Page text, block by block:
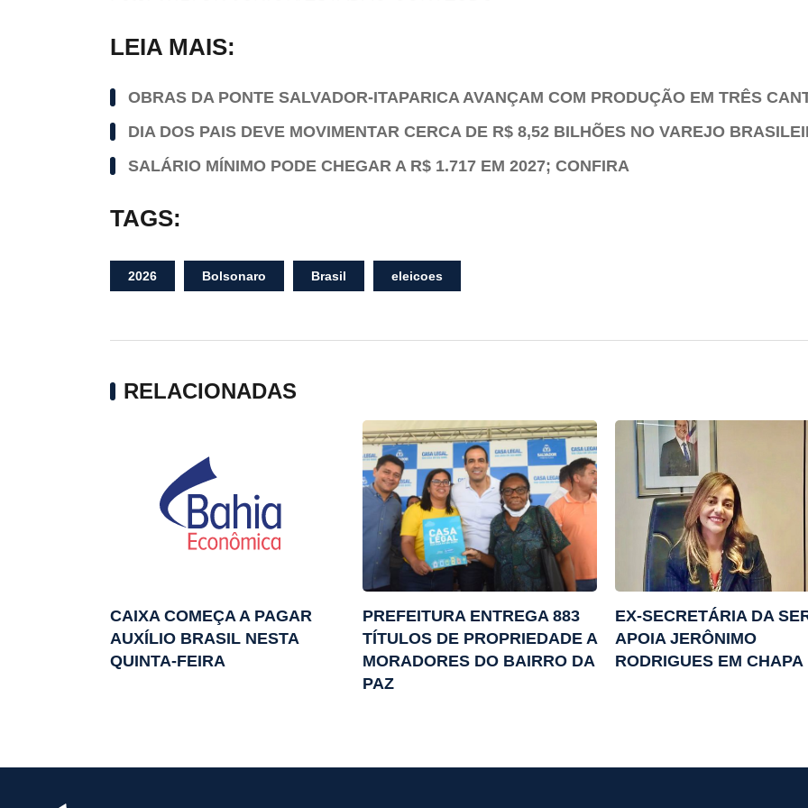
LEIA MAIS:
OBRAS DA PONTE SALVADOR-ITAPARICA AVANÇAM COM PRODUÇÃO EM TRÊS
DIA DOS PAIS DEVE MOVIMENTAR CERCA DE R$ 8,52 BILHÕES NO VAREJO
SALÁRIO MÍNIMO PODE CHEGAR A R$ 1.717 EM 2027; CONFIRA
TAGS:
2026 Bolsonaro Brasil eleicoes
RELACIONADAS
CAIXA COMEÇA A PAGAR
AUXÍLIO BRASIL NESTA
QUINTA-FEIRA
PREFEITURA ENTREGA 883
TÍTULOS DE PROPRIEDADE A
MORADORES DO BAIRRO DA
PAZ
EX-SECRETÁRIA DA
APOIA JERÔNIMO
RODRIGUES EM CHAPA